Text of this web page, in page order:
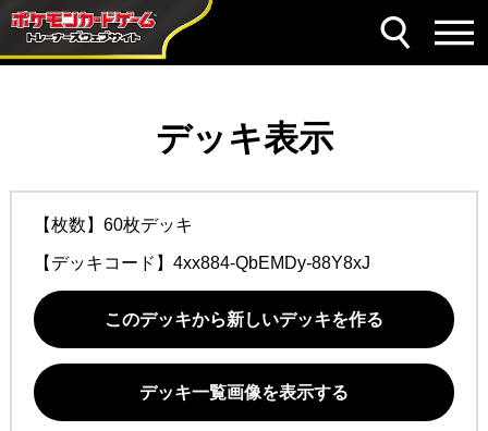
デッキ表示
【枚数】60枚デッキ
【デッキコード】 4xx884-QbEMDy-88Y8xJ
このデッキから新しいデッキを作る
デッキ一覧画像を表示する